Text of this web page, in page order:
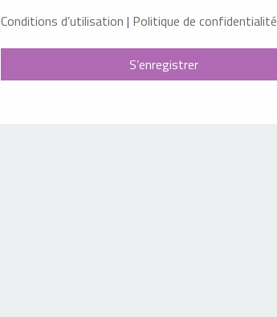
Conditions d’utilisation | Politique de confidentialité
S’enregistrer